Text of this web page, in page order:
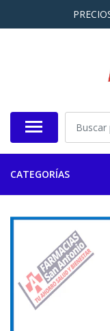
CATEGORÍAS